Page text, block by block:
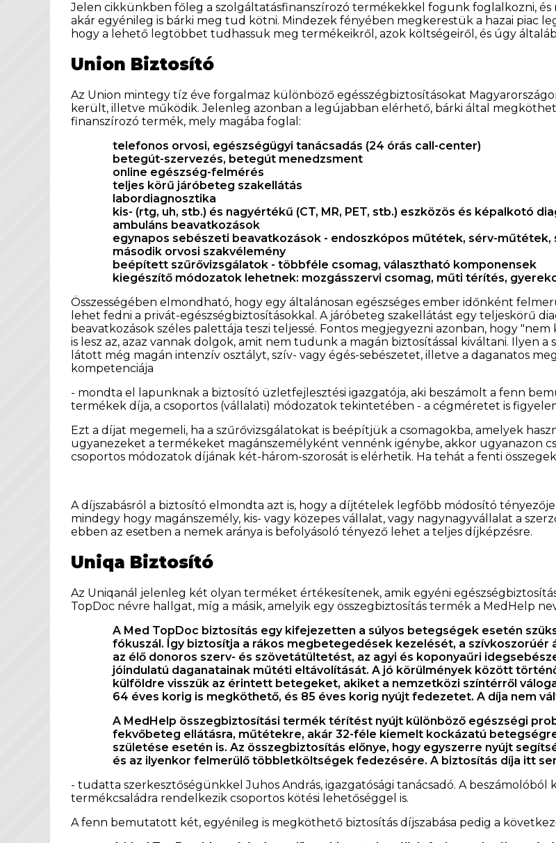
Jelen cikkünkben főleg a szolgáltatásfinanszírozó termékekkel fogunk foglalkozni,
akár egyénileg is bárki meg tud kötni. Mindezek fényében megkerestük a hazai piac
hogy a lehető legtöbbet tudhassuk meg termékeikről, azok költségeiről, és úgy
Union Biztosító
Az Union mintegy tíz éve forgalmaz különböző egésszégbiztosításokat
került, illetve működik. Jelenleg azonban a legújabban elérhető, bárki által
finanszírozó termék, mely magába foglal:
telefonos orvosi, egészségügyi tanácsadás (24 órás call-center)
betegút-szervezés, betegút menedzsment
online egészség-felmérés
teljes körű járóbeteg szakellátás
labordiagnosztika
kis- (rtg, uh, stb.) és nagyértékű (CT, MR, PET, stb.) eszközös és képalkotó
ambuláns beavatkozások
egynapos sebészeti beavatkozások - endoszkópos műtétek, sérv-műtétek,
második orvosi szakvélemény
beépített szűrővizsgálatok - többféle csomag, választható komponensek
kiegészítő módozatok lehetnek: mozgásszervi csomag, műti térítés,
Összességében elmondható, hogy egy általánosan egészséges ember időnként
lehet fedni a privát-egészségbiztosításokkal. A járóbeteg szakellátást egy teljeskörű
beavatkozások széles palettája teszi teljessé. Fontos megjegyezni azonban, hogy
is lesz az, azaz vannak dolgok, amit nem tudunk a magán biztosítással kiváltani. Ilyen
látott még magán intenzív osztályt, szív- vagy égés-sebészetet, illetve a daganatos
kompetenciája
- mondta el lapunknak a biztosító üzletfejlesztési igazgatója, aki beszámolt a fenn
termékek díja, a csoportos (vállalati) módozatok tekintetében - a cégméretet is
Ezt a díjat megemeli, ha a szűrővizsgálatokat is beépítjük a csomagokba, amelyek
ugyanezeket a termékeket magánszemélyként vennénk igénybe, akkor ugyanazon
csoportos módozatok díjának két-három-szorosát is elérhetik. Ha tehát a fenti
A díjszabásról a biztosító elmondta azt is, hogy a díjtételek legfőbb módosító
mindegy hogy magánszemély, kis- vagy közepes vállalat, vagy nagynagyvállalat a
ebben az esetben a nemek aránya is befolyásoló tényező lehet a teljes díjképzésre.
Uniqa Biztosító
Az Uniqanál jelenleg két olyan terméket értékesítenek, amik egyéni
TopDoc névre hallgat, míg a másik, amelyik egy összegbiztosítás termék a MedHelp
A Med TopDoc biztosítás egy kifejezetten a súlyos betegségek esetén
fókuszál. Így biztosítja a rákos megbetegedések kezelését, a
az élő donoros szerv- és szövetátültetést, az agyi és koponyaűri
jóindulatú daganatainak műtéti eltávolítását. A jó körülmények között
külföldre visszük az érintett betegeket, akiket a nemzetközi színtérről
64 éves korig is megköthető, és 85 éves korig nyújt fedezetet. A díja nem
A MedHelp összegbiztosítási termék térítést nyújt különböző egészségi
fekvőbeteg ellátásra, műtétekre, akár 32-féle kiemelt kockázatú
születése esetén is. Az összegbiztosítás előnye, hogy egyszerre nyújt
és az ilyenkor felmerülő többletköltségek fedezésére. A biztosítás díja itt
- tudatta szerkesztőségünkkel Juhos András, igazgatósági tanácsadó. A
termékcsaládra rendelkezik csoportos kötési lehetőséggel is.
A fenn bemutatott két, egyénileg is megköthető biztosítás díjszabása pedig a